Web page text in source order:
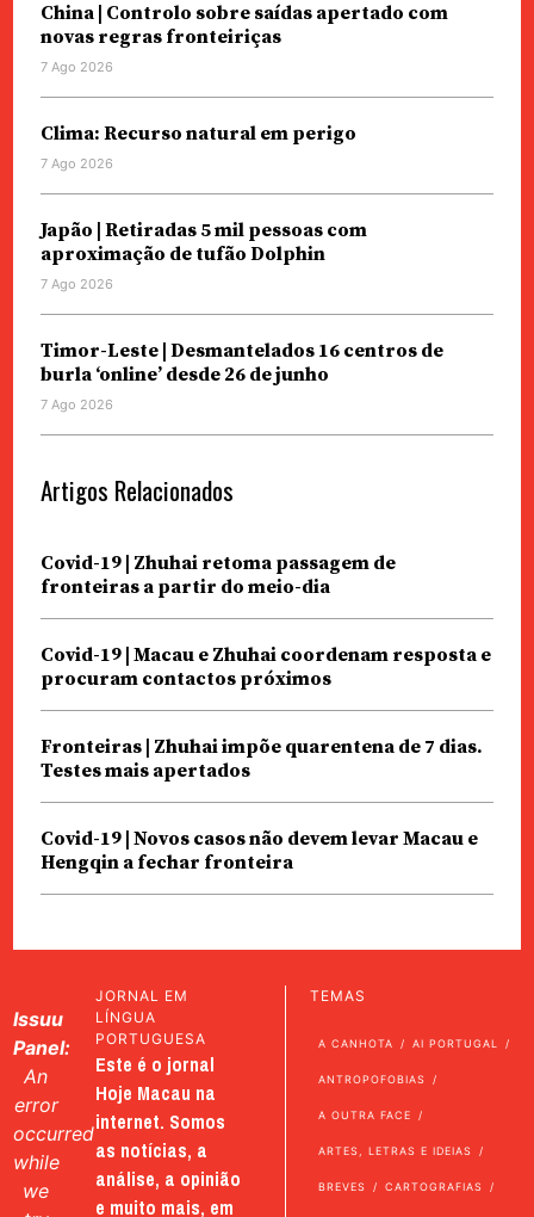
China | Controlo sobre saídas apertado com
novas regras fronteiriças
7 Ago 2026
Clima: Recurso natural em perigo
7 Ago 2026
Japão | Retiradas 5 mil pessoas com
aproximação de tufão Dolphin
7 Ago 2026
Timor-Leste | Desmantelados 16 centros de
burla ‘online’ desde 26 de junho
7 Ago 2026
Artigos Relacionados
Covid-19 | Zhuhai retoma passagem de
fronteiras a partir do meio-dia
Covid-19 | Macau e Zhuhai coordenam resposta e
procuram contactos próximos
Fronteiras | Zhuhai impõe quarentena de 7 dias.
Testes mais apertados
Covid-19 | Novos casos não devem levar Macau e
Hengqin a fechar fronteira
Issuu
Panel:
An
error
occurred
while
we
JORNAL EM
LÍNGUA
PORTUGUESA
Este é o jornal
Hoje Macau na
internet. Somos
as notícias, a
análise, a opinião
e muito mais, em
TEMAS
A CANHOTA AI PORTUGAL
ANTROPOFOBIAS
A OUTRA FACE
ARTES, LETRAS E IDEIAS
BREVES CARTOGRAFIAS